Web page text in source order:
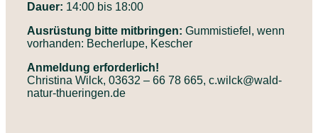
Dauer: 14:00 bis 18:00
Ausrüstung bitte mitbringen: Gummistiefel, wenn
vorhanden: Becherlupe, Kescher
Anmeldung erforderlich!
Christina Wilck, 03632 – 66 78 665, c.wilck@wald-
natur-thueringen.de